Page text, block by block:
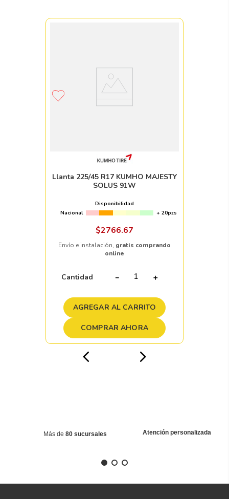
Llanta 225/45 R17 KUMHO MAJESTY
SOLUS 91W
Disponibilidad
Nacional
+ 20pzs
$2766.67
Envío e instalación, gratis comprando
online
Cantidad ＋
－
AGREGAR AL CARRITO
COMPRAR AHORA
Más de 80 sucursales Atención personalizada